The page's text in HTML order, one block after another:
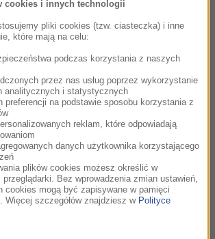
go wówczas z obsady komedii
w której miał wystąpić u boku
„The Billion Dollar Spy”, a także
Roberts i Seanem Pennem w rolach
ze skompromitowanym aktorem
reprezentująca go agencja talentów.
trzy lata banicji gwiazdor postanowił
początku tego tygodnia uruchomił on
Armie HammerTime Podcast”, w którym
z odbiorcami szczegółami „odbudowy”
go pokochają, inni – totalnie
rodzaj dziennika lub kroniki, zapisu
na nowo. Pozwolę wam wejść do
cookies i innych technologii
pliki cookies (tzw. ciasteczka) i inne
które mają na celu:
podczas korzystania z naszych
przez nas usług poprzez wykorzystanie
analitycznych i statystycznych
preferencji na podstawie sposobu korzystania z
reklam, które odpowiadają
danych użytkownika korzystającego
plików cookies możesz określić w
Bez wprowadzenia zmian ustawień,
cookies mogą być zapisywane w pamięci
Więcej szczegółów znajdziesz w Polityce